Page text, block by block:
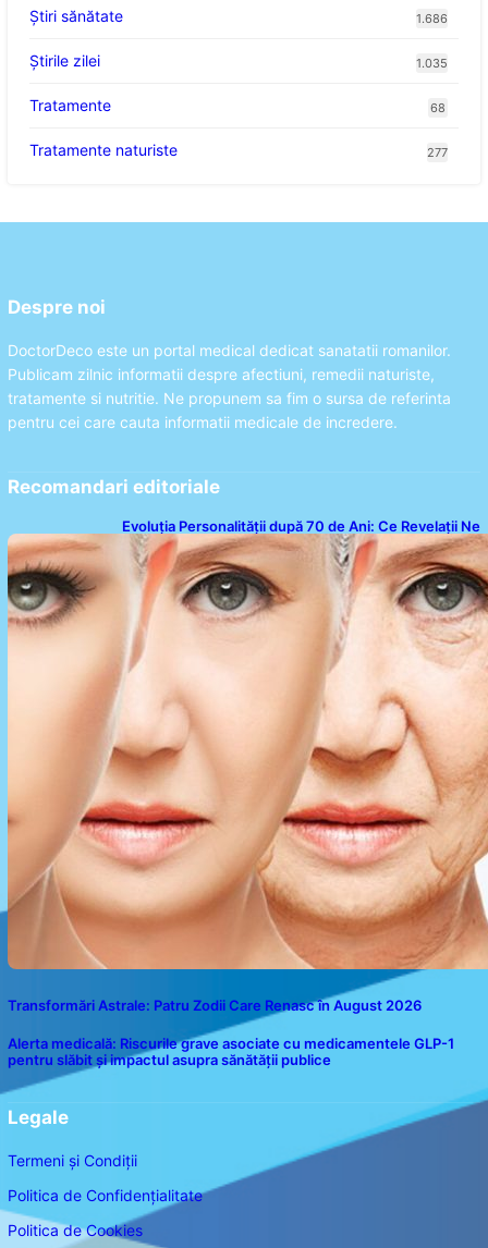
Ştiri sănătate 1.686
Știrile zilei 1.035
Tratamente 68
Tratamente naturiste 277
Despre noi
DoctorDeco este un portal medical dedicat sanatatii romanilor.
Publicam zilnic informatii despre afectiuni, remedii naturiste,
tratamente si nutritie. Ne propunem sa fim o sursa de referinta
pentru cei care cauta informatii medicale de incredere.
Recomandari editoriale
Evoluția Personalității după 70 de Ani: Ce Revelații Ne
Oferă Studiile Psihologice
Transformări Astrale: Patru Zodii Care Renasc în August 2026
Alerta medicală: Riscurile grave asociate cu medicamentele GLP-1
pentru slăbit și impactul asupra sănătății publice
Legale
Termeni și Condiții
Politica de Confidențialitate
Politica de Cookies